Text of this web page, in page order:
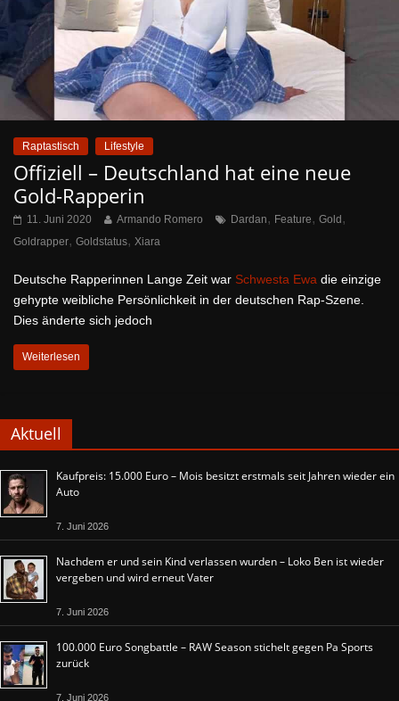
Raptastisch Lifestyle
Offiziell – Deutschland hat eine neue
Gold-Rapperin
11. Juni 2020 Armando Romero Dardan, Feature, Gold ,
Goldrapper, Goldstatus, Xiara
Deutsche Rapperinnen Lange Zeit war Schwesta Ewa die einzige
gehypte weibliche Persönlichkeit in der deutschen Rap-Szene.
Dies änderte sich jedoch
Weiterlesen
Aktuell
Kaufpreis: 15.000 Euro – Mois besitzt erstmals seit Jahren wieder ein
Auto
7. Juni 2026
Nachdem er und sein Kind verlassen wurden – Loko Ben ist wieder
vergeben und wird erneut Vater
7. Juni 2026
100.000 Euro Songbattle – RAW Season stichelt gegen Pa Sports
zurück
7. Juni 2026